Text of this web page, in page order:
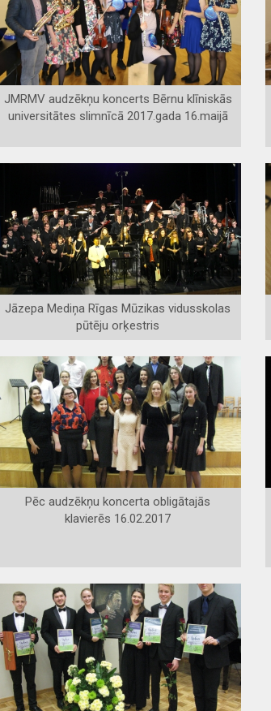
JMRMV audzēkņu koncerts Bērnu klīniskās
universitātes slimnīcā 2017.gada 16.maijā
Jāzepa Mediņa Rīgas Mūzikas vidusskolas
pūtēju orķestris
Pēc audzēkņu koncerta obligātajās
klavierēs 16.02.2017